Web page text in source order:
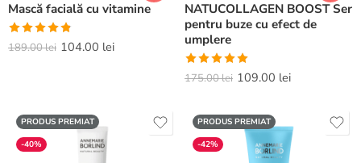
Mască facială cu vitamine
Evaluat la
189.00lei 104.00 lei
NATUCOLLAGEN BOOST Ser
pentru buze cu efect de
umplere
Evaluat la
175.00lei 109.00 lei
PRODUS PREMIAT
-40%
PRODUS PREMIAT
-42%